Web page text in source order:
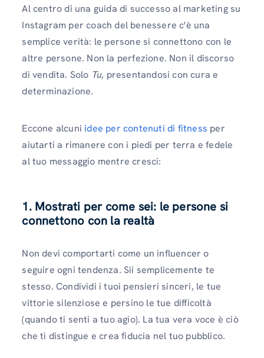
Al centro di una guida di successo al marketing su
Instagram per coach del benessere c'è una
semplice verità: le persone si connettono con le
altre persone. Non la perfezione. Non il discorso
di vendita. Solo Tu, presentandosi con cura e
determinazione.
Eccone alcuni idee per contenuti di fitness per
aiutarti a rimanere con i piedi per terra e fedele
al tuo messaggio mentre cresci:
1. Mostrati per come sei: le persone si
connettono con la realtà
Non devi comportarti come un influencer o
seguire ogni tendenza. Sii semplicemente te
stesso. Condividi i tuoi pensieri sinceri, le tue
vittorie silenziose e persino le tue difficoltà
(quando ti senti a tuo agio). La tua vera voce è ciò
che ti distingue e crea fiducia nel tuo pubblico.